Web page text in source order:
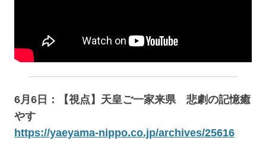
6月6日：【視点】天皇ご一家来県 悲劇の記憶癒
やす
https://yaeyama-nippo.co.jp/archives/25616